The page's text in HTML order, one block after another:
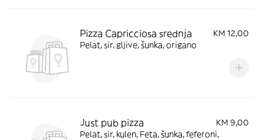
Pizza Capricciosa srednja
KM 12,00
Pelat, sir, gljive, šunka, origano
Just pub pizza
KM 9,00
Pelat, sir, kulen, Feta, šunka, feferoni,